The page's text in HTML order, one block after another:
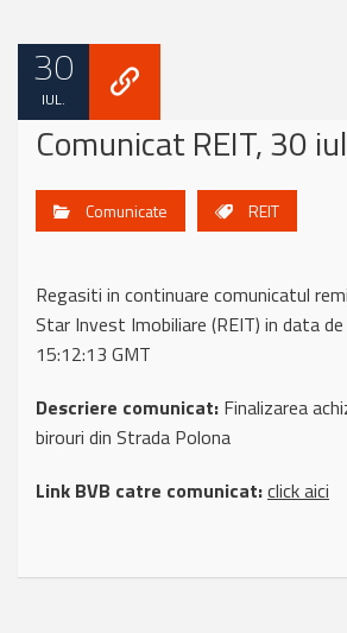
30
IUL.
Comunicat REIT, 30
Comunicate REIT
Regasiti in continuare comunicatul
Star Invest Imobiliare (REIT) in data
15:12:13 GMT
Descriere comunicat: Finalizarea
birouri din Strada Polona
Link BVB catre comunicat:click aici